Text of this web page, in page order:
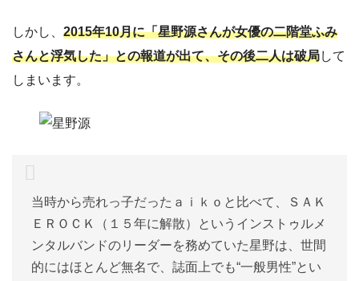
しかし、 2015年10月に「星野源さんが女優の二階堂ふみ
さんと浮気した」との報道が出て、その後二人は破局して
しまいます。
当時から売れっ子だったａｉｋｏと比べて、ＳＡＫ
ＥＲＯＣＫ（１５年に解散）というインストゥルメ
ンタルバンドのリーダーを務めていた星野は、世間
的にはほとんど無名で、誌面上でも“一般男性”とい